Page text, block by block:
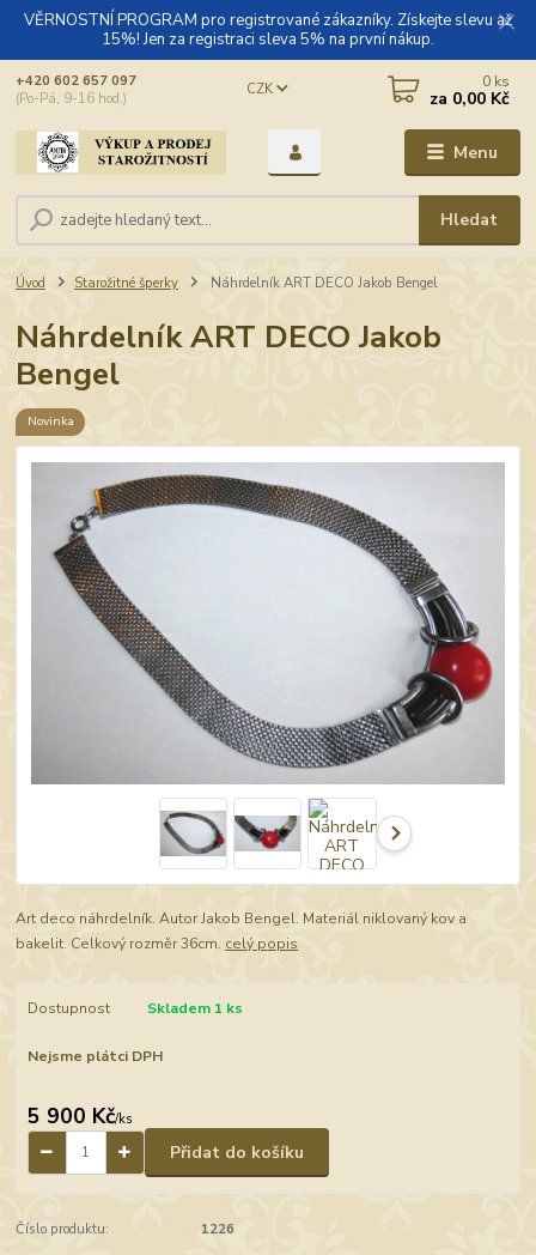
VĚRNOSTNÍ PROGRAM pro registrované zákazníky. Získejte slevu až
15%! Jen za registraci sleva 5% na první nákup.
Menu
CZK
Hledat
+420 602 657 097
(Po-Pá, 9-16 hod.)
0 ks
za 0,00 Kč
Úvod Starožitné šperky Náhrdelník ART DECO Jakob Bengel
Náhrdelník ART DECO Jakob
Bengel
Novinka
Art deco náhrdelník. Autor Jakob Bengel. Materiál niklovaný kov a
bakelit. Celkový rozměr 36cm. celý popis
Dostupnost Skladem 1 ks
Nejsme plátci DPH
5 900 Kč/ks
Přidat do košíku
Číslo produktu: 1226